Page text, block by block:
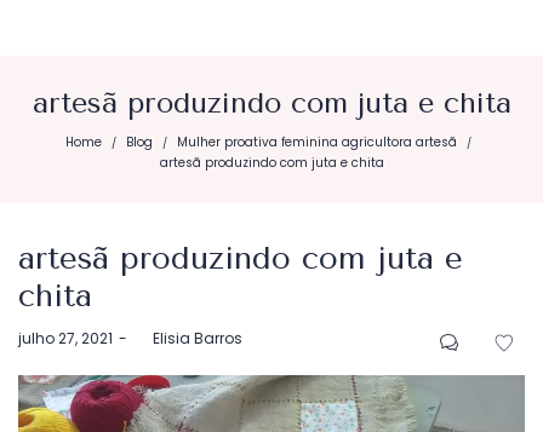
artesã produzindo com juta e chita
Home / Blog / Mulher proativa feminina agricultora artesã /
artesã produzindo com juta e chita
artesã produzindo com juta e
chita
Postado
julho 27, 2021 byElisia Barros